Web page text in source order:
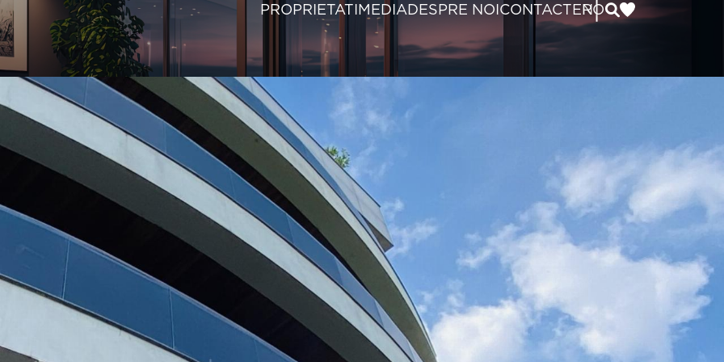
PROPRIETATIMEDIADESPRE NOICONTACTEN|
RO